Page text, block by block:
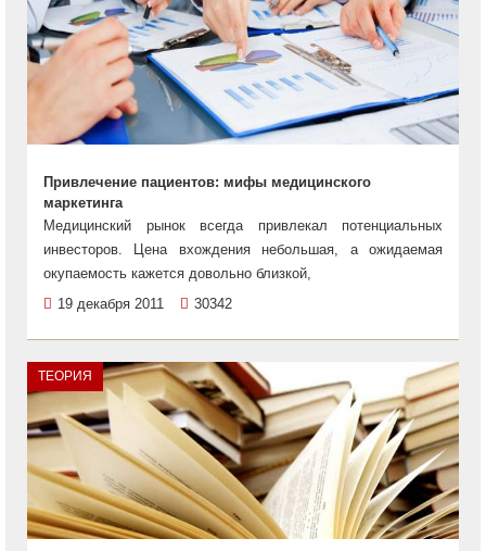
Привлечение пациентов: мифы медицинского
маркетинга
Медицинский рынок всегда привлекал потенциальных
инвесторов. Цена вхождения небольшая, а ожидаемая
окупаемость кажется довольно близкой,
19 декабря 2011
30342
ТЕОРИЯ